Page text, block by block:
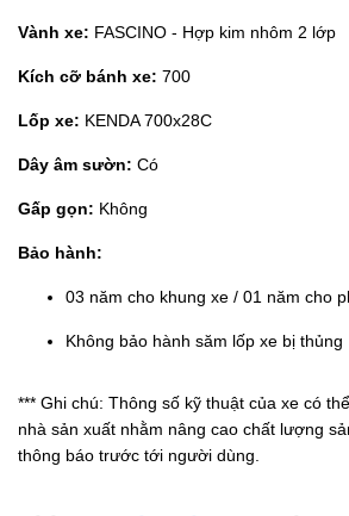
Vành xe: FASCINO - Hợp kim nhôm 2 lớp
Kích cỡ bánh xe: 700
Lốp xe: KENDA 700x28C
Dây âm sườn: Có
Gấp gọn: Không
Bảo hành:
03 năm cho khung xe / 01 năm cho
Không bảo hành săm lốp xe bị thủng
*** Ghi chú: Thông số kỹ thuật của xe có
nhà sản xuất nhằm nâng cao chất lượng
thông báo trước tới người dùng.